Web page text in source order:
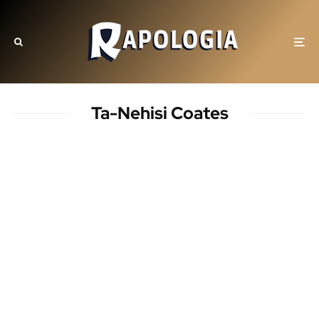
Ta-Nehisi Coates